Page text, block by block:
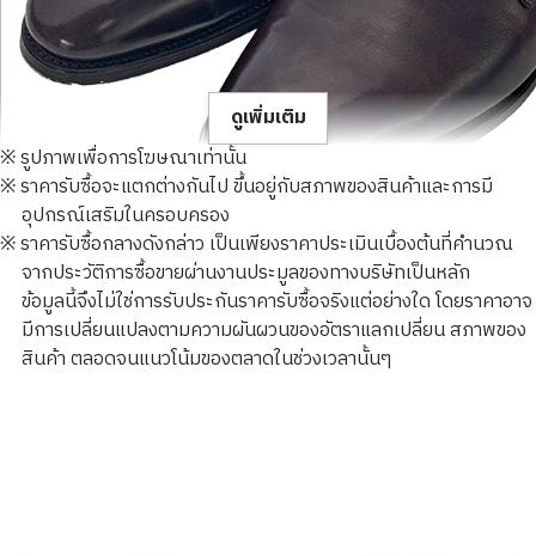
John Lobb JERMYN2 Side Monk
ราคารับซื้ออ้างอิง
THB 23,947.29
ดูเพิ่มเติม
※ รูปภาพเพื่อการโฆษณาเท่านั้น
※ ราคารับซื้อจะแตกต่างกันไป ขึ้นอยู่กับสภาพของสินค้าและการมี
อุปกรณ์เสริมในครอบครอง
※ ราคารับซื้อกลางดังกล่าว เป็นเพียงราคาประเมินเบื้องต้นที่คำนวณ
จากประวัติการซื้อขายผ่านงานประมูลของทางบริษัทเป็นหลัก
ข้อมูลนี้จึงไม่ใช่การรับประกันราคารับซื้อจริงแต่อย่างใด โดยราคาอาจ
มีการเปลี่ยนแปลงตามความผันผวนของอัตราแลกเปลี่ยน สภาพของ
สินค้า ตลอดจนแนวโน้มของตลาดในช่วงเวลานั้นๆ